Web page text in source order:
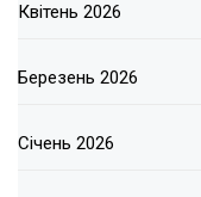
Квітень 2026
Березень 2026
Січень 2026